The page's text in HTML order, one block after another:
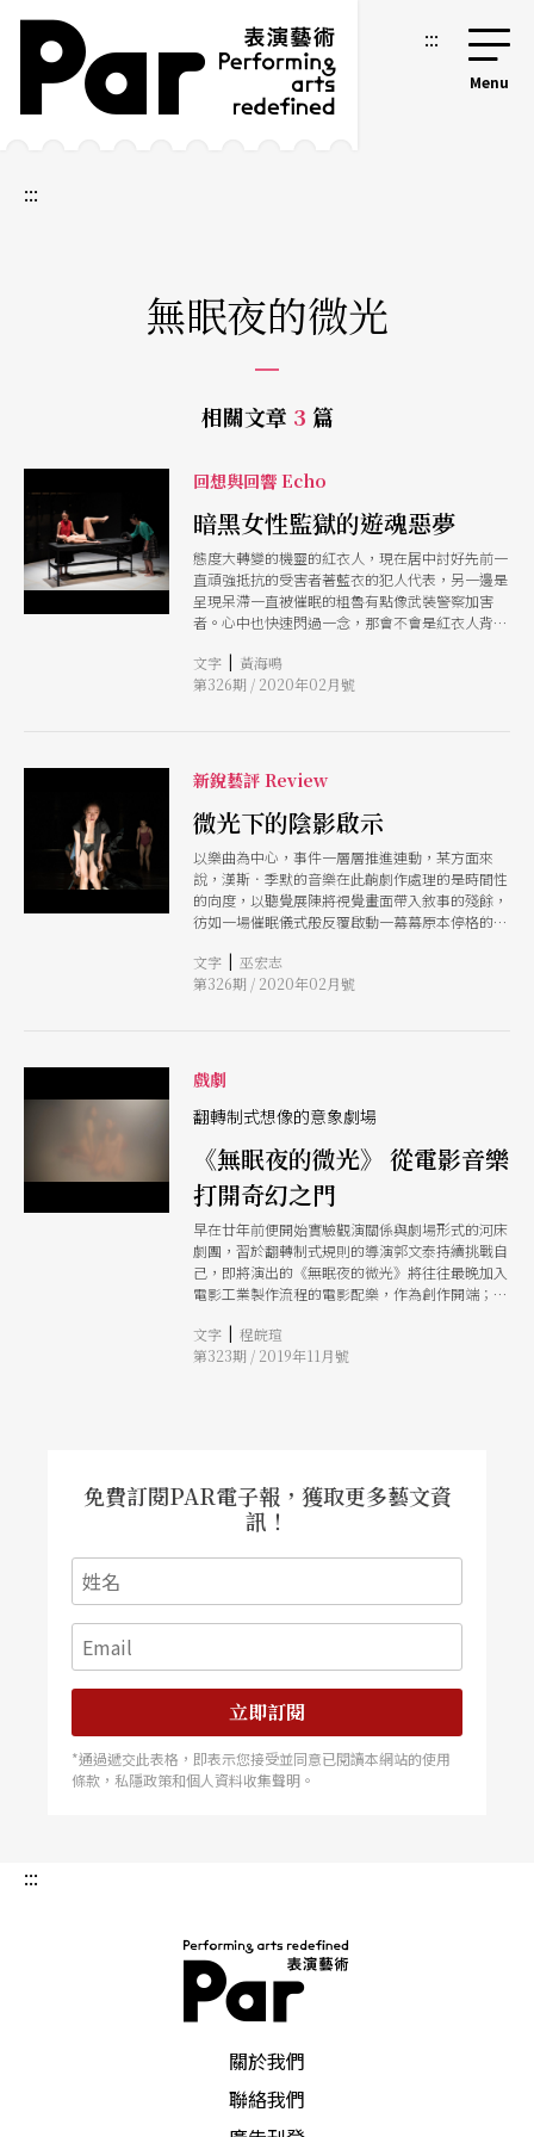
跳到主要內容區塊
網站導覽 :::
:::
無眠夜的微光
相關文章 3 篇
回想與回響 Echo
暗黑女性監獄的遊魂惡夢
態度大轉變的機靈的紅衣人，現在居中討好先前一
直頑強抵抗的受害者著藍衣的犯人代表，另一邊是
呈現呆滯一直被催眠的粗魯有點像武裝警察加害
者。心中也快速閃過一念，那會不會是紅衣人背後
被人以奇怪的灰色不明液體一次一次地噴灑，直到
噴滿全身，他將變成石塊？他將被逐漸腐蝕？我們
文字 | 黃海鳴
第326期 / 2020年02月號
新銳藝評 Review
微光下的陰影啟示
以樂曲為中心，事件一層層推進連動，某方面來
說，漢斯．季默的音樂在此齣劇作處理的是時間性
的向度，以聽覺展陳將視覺畫面帶入敘事的殘餘，
彷如一場催眠儀式般反覆啟動一幕幕原本停格的事
時間的觀看。
文字 | 巫宏志
第326期 / 2020年02月號
戲劇
翻轉制式想像的意象劇場
《無眠夜的微光》 從電影音樂
打開奇幻之門
早在廿年前便開始實驗觀演關係與劇場形式的河床
劇團，習於翻轉制式規則的導演郭文泰持續挑戰自
己，即將演出的《無眠夜的微光》將往往最晚加入
電影工業製作流程的電影配樂，作為創作開端；並
劇場裡打開我們對更多可能的想像。
文字 | 程皖瑄
第323期 / 2019年11月號
免費訂閱PAR電子報，獲取更多藝文資
訊！
立即訂閱
*通過遞交此表格，即表示您接受並同意已閱讀本網站的使用
條款，私隱政策和個人資料收集聲明。
:::
關於我們
聯絡我們